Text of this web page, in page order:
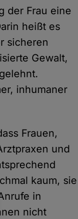
der Frau eine
heißt es
sicheren
Gewalt,
inhumaner
Frauen,
und
kaum, sie
in
nicht